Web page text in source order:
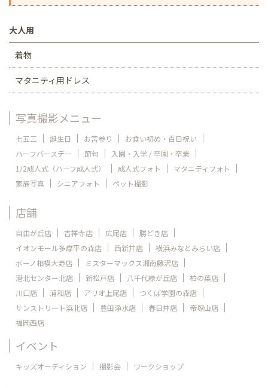
大人用
着物
マタニティ用ドレス
写真撮影メニュー
七五三 誕生日 お宮参り
お食い初め・百日祝い
ハーフバースデー
節句
入園・入学 / 卒園・卒業
1/2成人式（ハーフ成人式）
成人式フォト
マタニティフォト
家族写真
シニアフォト ペット撮影
店舗
自由が丘店 吉祥寺店 広尾店
勝どき店
イオンモール多摩平の森店
西新井店
横浜みなとみらい店
ボーノ相模大野店
ミスターマックス湘南藤沢店
港北センター北店
新松戸店 八千代緑が丘店
柏の葉店
川口店
浦和店 アリオ上尾店
つくば学園の森店
サンストリート浜北店
豊田浄水店 春日井店
帝塚山店
福岡西店
イベント
キッズオーディション 撮影会 ワークショップ